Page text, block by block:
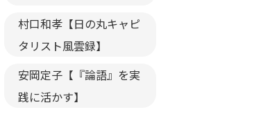
村口和孝【日の丸キャピ
タリスト風雲録】
安岡定子【『論語』を実
践に活かす】